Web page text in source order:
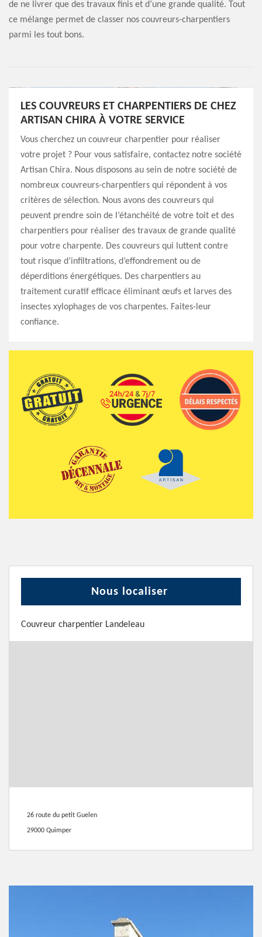
de ne livrer que des travaux finis et d’une grande qualité. Tout
ce mélange permet de classer nos couvreurs-charpentiers
parmi les tout bons.
LES COUVREURS ET CHARPENTIERS DE CHEZ
ARTISAN CHIRA À VOTRE SERVICE
Vous cherchez un couvreur charpentier pour réaliser
votre projet ? Pour vous satisfaire, contactez notre société
Artisan Chira. Nous disposons au sein de notre société de
nombreux couvreurs-charpentiers qui répondent à vos
critères de sélection. Nous avons des couvreurs qui
peuvent prendre soin de l’étanchéité de votre toit et des
charpentiers pour réaliser des travaux de grande qualité
pour votre charpente. Des couvreurs qui luttent contre
tout risque d’infiltrations, d’effondrement ou de
déperditions énergétiques. Des charpentiers au
traitement curatif efficace éliminant œufs et larves des
insectes xylophages de vos charpentes. Faites-leur
confiance.
Nous localiser
Couvreur charpentier Landeleau
26 route du petit Guelen
29000 Quimper